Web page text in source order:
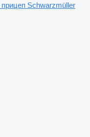
прицеп Schwarzmüller